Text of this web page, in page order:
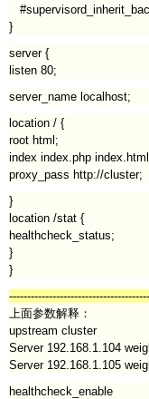
}
server {
listen 80;
server_name localhost;
location / {
root html;
index index.php
proxy_pass http://cluster;
}
location /stat {
healthcheck_status;
}
}
上面参数解释：
Server
Server